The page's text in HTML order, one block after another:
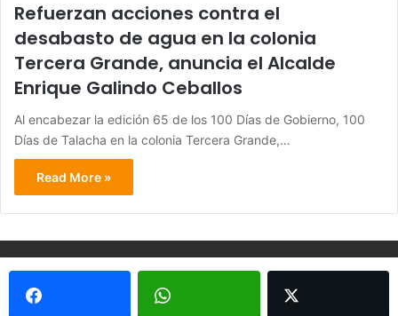
Refuerzan acciones contra el
desabasto de agua en la colonia
Tercera Grande, anuncia el Alcalde
Enrique Galindo Ceballos
Al encabezar la edición 65 de los 100 Días de Gobierno, 100
Días de Talacha en la colonia Tercera Grande,…
Read More »
© Copyright 2026, Todos los derechos reservados - Metrópoli
San Luis 2013 |